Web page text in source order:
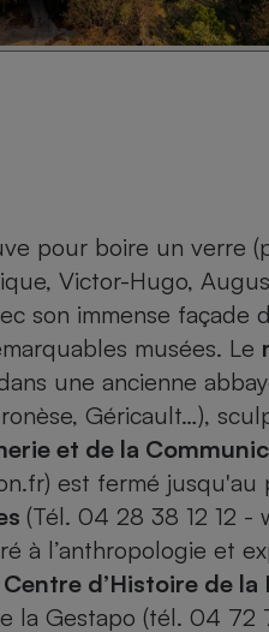
pour boire un verre
Victor-Hugo,
son immense façade
musées. Le
une ancienne
Géricault…),
et de la
est fermé jusqu'au
(Tél. 04 28 38 12 12 -
à l’anthropologie et
Centre d’Histoire de
la Gestapo (tél. 04